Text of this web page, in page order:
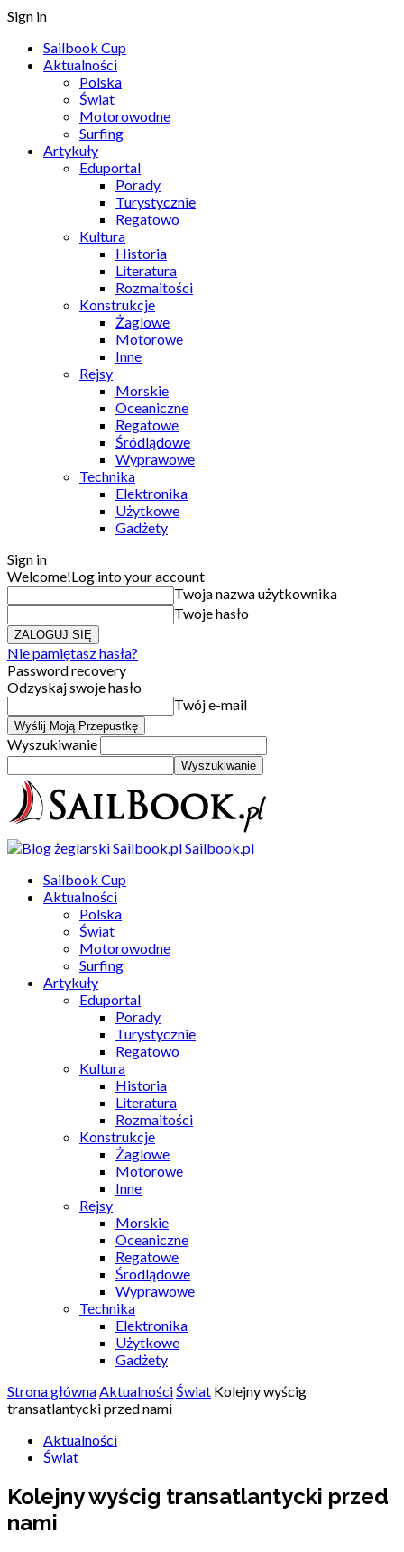
Sign in
Sailbook Cup
Aktualności
Polska
Świat
Motorowodne
Surfing
Artykuły
Eduportal
Porady
Turystycznie
Regatowo
Kultura
Historia
Literatura
Rozmaitości
Konstrukcje
Żaglowe
Motorowe
Inne
Rejsy
Morskie
Oceaniczne
Regatowe
Śródlądowe
Wyprawowe
Technika
Elektronika
Użytkowe
Gadżety
Sign in
Welcome!Log into your account
Twoja nazwa użytkownika
Twoje hasło
Nie pamiętasz hasła?
Password recovery
Odzyskaj swoje hasło
Twój e-mail
Wyszukiwanie
Sailbook.pl
Sailbook Cup
Aktualności
Polska
Świat
Motorowodne
Surfing
Artykuły
Eduportal
Porady
Turystycznie
Regatowo
Kultura
Historia
Literatura
Rozmaitości
Konstrukcje
Żaglowe
Motorowe
Inne
Rejsy
Morskie
Oceaniczne
Regatowe
Śródlądowe
Wyprawowe
Technika
Elektronika
Użytkowe
Gadżety
Strona głównaAktualnościŚwiat Kolejny wyścig
transatlantycki przed nami
Aktualności
Świat
Kolejny wyścig transatlantycki przed
nami